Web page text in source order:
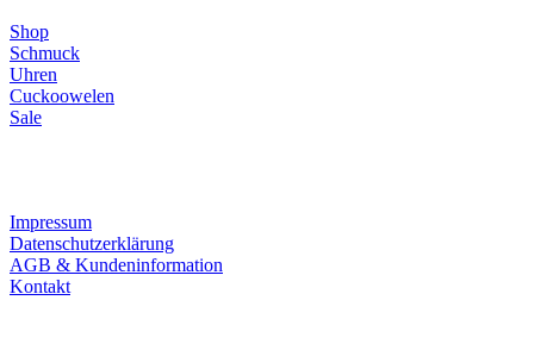
Shop
Schmuck
Uhren
Cuckoowelen
Sale
Impressum
Datenschutzerklärung
AGB & Kundeninformation
Kontakt